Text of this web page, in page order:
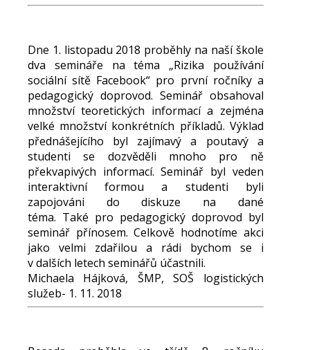
Dne 1. listopadu 2018 proběhly na naší škole
dva semináře na téma „Rizika používání
sociální sítě Facebook“ pro první ročníky a
pedagogický doprovod. Seminář obsahoval
množství teoretických informací a zejména
velké množství konkrétních příkladů. Výklad
přednášejícího byl zajímavý a poutavý a
studenti se dozvěděli mnoho pro ně
překvapivých informací. Seminář byl veden
interaktivní formou a studenti byli
zapojováni do diskuze na dané
téma. Také pro pedagogický doprovod byl
seminář přínosem. Celkově hodnotíme akci
jako velmi zdařilou a rádi bychom se i
v dalších letech seminářů účastnili.
Michaela Hájková, ŠMP, SOŠ logistických
služeb- 1. 11. 2018